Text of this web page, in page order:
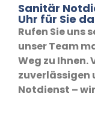
Sanitär
Uhr für Sie
Rufen Sie uns
unser Team
Weg zu Ihnen.
zuverlässigen
Notdienst –